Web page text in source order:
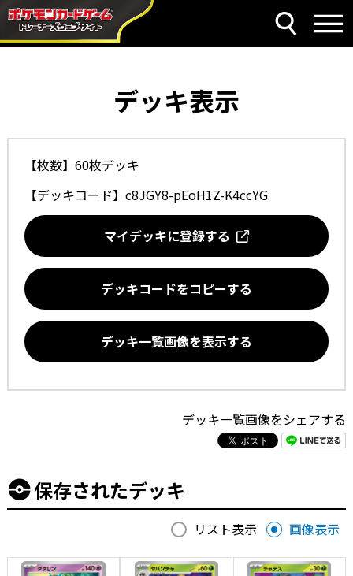
デッキ表示
【枚数】60枚デッキ
【デッキコード】 c8JGY8-pEoH1Z-K4ccYG
マイデッキに登録する
デッキコードをコピーする
デッキ一覧画像を表示する
デッキ一覧画像をシェアする
保存されたデッキ
リスト表示 画像表示